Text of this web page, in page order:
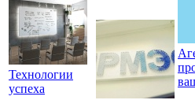
Технологии
успеха